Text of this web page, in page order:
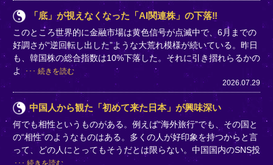
「底」が視えなくなった「AI関連株」の下落‼
このところ世界的に金融市場は黄色信号が点滅中で、6月までの
好調さが“逆回転し出した”ような大荒れ模様が続いている。昨日
も、韓国株の総合指数は10%下落した。それに引き摺れらるかの
よ
続きを読む
2026.07.29
中国人から観た「初めて来た日本」が興味深い
何でも相性というものがある。例えば“海外旅行”でも、その国と
の“相性”のようなものはある。多くの人が好印象を持つからと言
って、どの人にとってもそうだとは限らない。中国国内のSNS投